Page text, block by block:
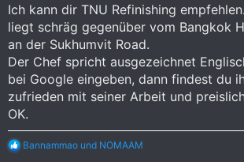
Ich kann dir TNU Refinishing
liegt schräg gegenüber vom Bangkok
an der Sukhumvit Road.
Der Chef spricht ausgezeichnet
bei Google eingeben, dann findest du
zufrieden mit seiner Arbeit und
OK.
R
Bannammao und NOMAAM